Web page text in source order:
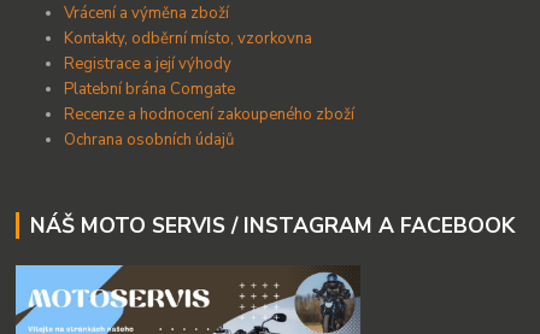
Vrácení a výměna zboží
Kontakty, odběrní místo, vzorkovna
Registrace a její výhody
Platební brána Comgate
Recenze a hodnocení zakoupeného zboží
Ochrana osobních údajů
NÁŠ MOTO SERVIS / INSTAGRAM A FACEBOOK